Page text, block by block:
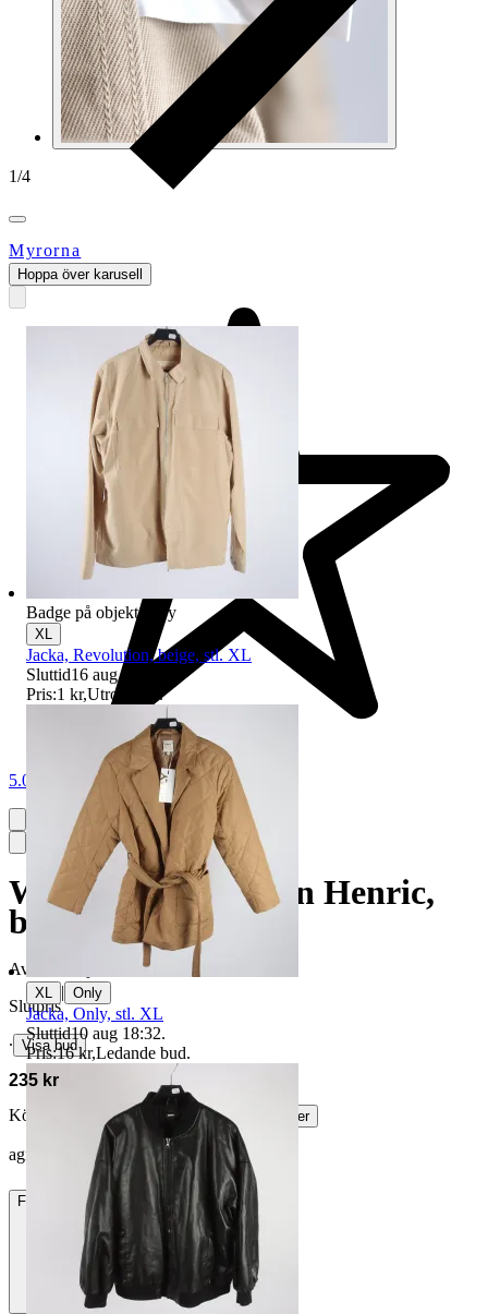
1/4
Myrorna
5.0
Worker jacket, John Henric,
beige, stl. XL
Avslutad
7 jun 18:29
Slutpris
∙ Visa bud
235 kr
Köparskydd är valfritt hos företag.
Läs mer
agnnor vann auktionen
Frakt 84 kr DSV
Hoppa över karusell
Badge på objektet: Ny
XL
Jacka, Revolution, beige, stl. XL
Sluttid16 aug 18:50
Pris:1 kr,Utropspris .
XL | Only
Jacka, Only, stl. XL
Sluttid10 aug 18:32.
Pris:16 kr,Ledande bud.